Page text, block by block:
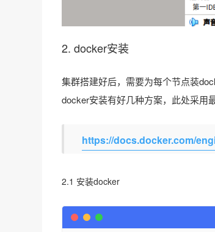
2. docker安装
集群搭建好后，需要为每个节点装
docker安装有好几种方案，此处采用
https://docs.docker.com/
2.1 安装docker